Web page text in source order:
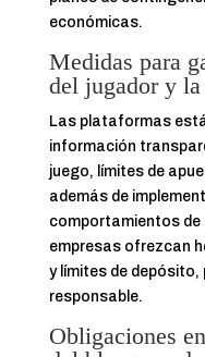
económicas.
Medidas para
del jugador y
Las plataformas
información
juego, límites de
además de
comportamientos de
empresas ofrezcan
y límites de depósito,
responsable.
Obligaciones